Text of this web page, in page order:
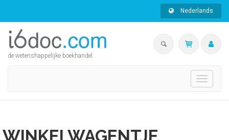
Nederlands
de wetenshappelijke boekhandel
Toggle